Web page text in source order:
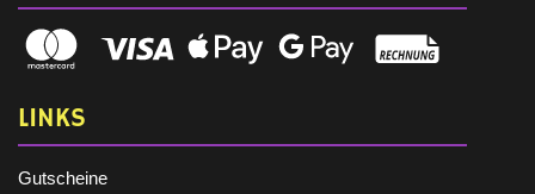
LINKS
Gutscheine